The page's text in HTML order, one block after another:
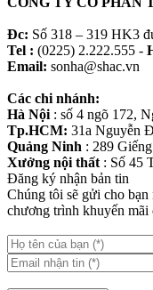
Đc: Số 318 – 319 HK3
Tel : (0225) 2.222.555 -
Email: sonha@shac.vn
Các chi nhánh:
Hà Nội: số 4 ngõ 172,
Tp.HCM: 31a Nguyễn
Quảng Ninh : 289
Xưởng nội thất: Số 45
Đăng ký nhận bản tin
Chúng tôi sẽ gửi cho bạn
chương trình khuyến mãi